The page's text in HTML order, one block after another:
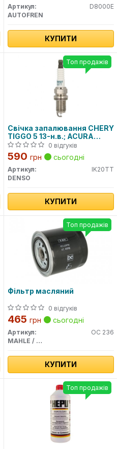
Артикул:
D8000E
AUTOFREN
КУПИТИ
Свічка запалювання CHERY
TIGGO 5 13-н.в.; ACURA
LEGEND II 91-96; ALFA
ROMEO 145 (930) 94-01;
0 відгуків
590 грн сьогодні
Артикул:
IK20TT
DENSO
КУПИТИ
Топ продажів
Фільтр масляний
0 відгуків
465 грн сьогодні
Артикул:
OC 236
MAHLE / KNECHT
КУПИТИ
Топ продажів
Топ продажів